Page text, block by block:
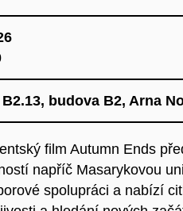
budova B2, Arna
film Autumn Ends
napříč Masarykovou
spolupráci a nabízí